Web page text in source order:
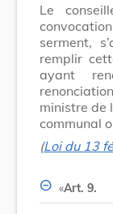
Le
serment,
remplir
ayant
ministre de
communal
(Loi du 13
«Art. 9.